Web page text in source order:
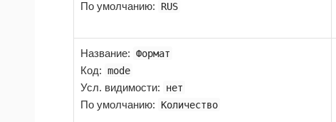
По умолчанию: RUS
Название: Формат
Код: mode
Усл. видимости: нет
По умолчанию: Количество